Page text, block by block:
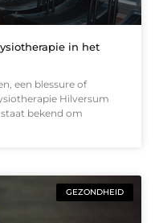
in het
een blessure of
Hilversum
bekend om
GEZONDHEID